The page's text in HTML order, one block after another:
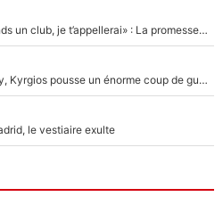
Mercato - OM - «Dès que je prends un club, je t’appellerai» : La promesse de Marcelino au moment de claquer la porte
Victime de racisme contre Murray, Kyrgios pousse un énorme coup de gueule !
le vestiaire exulte